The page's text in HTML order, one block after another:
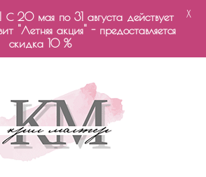
С 20 мая по 31 августа действует
"Летняя акция" - предоставляется
скидка 10 %
X